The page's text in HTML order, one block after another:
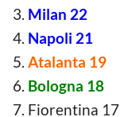
Milan 22
Napoli 21
Atalanta 19
Bologna 18
Fiorentina 17